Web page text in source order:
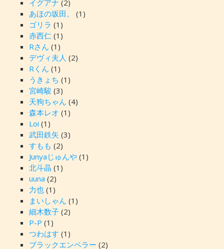
イグアナ (2)
あほの坂田。
(1)
ゴリラ (1)
赤西仁(1)
Rさん (1)
デヴィ夫人 (2)
Rくん (1)
うきょち (1)
宮崎駿 (3)
天狗ちゃん (4)
森本レオ (1)
Loi (1)
武田鉄矢 (3)
すもも (2)
Junyaじゅんや(1)
北斗晶 (1)
uuna (2)
力也(1)
まいしゃん (1)
細木数子(2)
P-P (1)
つわはす (1)
ブラックエンペラー (2)